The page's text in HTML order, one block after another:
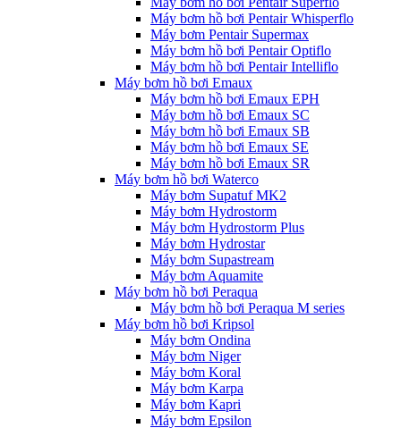
Máy bơm hồ bơi Pentair Whisperflo
Máy bơm Pentair Supermax
Máy bơm hồ bơi Pentair Optiflo
Máy bơm hồ bơi Pentair Intelliflo
Máy bơm hồ bơi Emaux
Máy bơm hồ bơi Emaux EPH
Máy bơm hồ bơi Emaux SC
Máy bơm hồ bơi Emaux SB
Máy bơm hồ bơi Emaux SE
Máy bơm hồ bơi Emaux SR
Máy bơm hồ bơi Waterco
Máy bơm Supatuf MK2
Máy bơm Hydrostorm
Máy bơm Hydrostorm Plus
Máy bơm Hydrostar
Máy bơm Supastream
Máy bơm Aquamite
Máy bơm hồ bơi Peraqua
Máy bơm hồ bơi Peraqua M series
Máy bơm hồ bơi Kripsol
Máy bơm Ondina
Máy bơm Niger
Máy bơm Koral
Máy bơm Karpa
Máy bơm Kapri
Máy bơm Epsilon